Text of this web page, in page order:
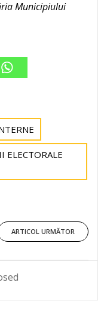
Municipiului
ELECTORALE
ARTICOL URMĂTOR